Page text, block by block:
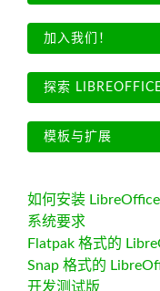
加入我们！
探索
模板与扩展
如何安装
系统要求
Flatpak 格式的
Snap 格式的
开发测试版